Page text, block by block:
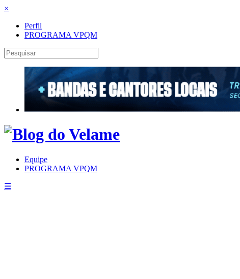
×
Perfil
PROGRAMA VPQM
Equipe
PROGRAMA VPQM
☰